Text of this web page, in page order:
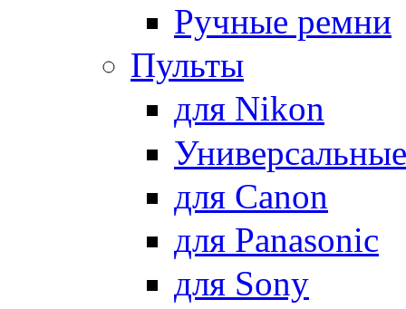
Ручные ремни
Пульты
для Nikon
Универсальные
для Canon
для Panasonic
для Sony